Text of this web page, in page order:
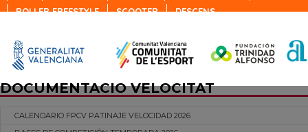
ROLLER FREESTYLE
SCOOTER DESCENS
DOCUMENTACIO VELOCITAT
CALENDARIO FPCV PATINAJE VELOCIDAD 2026